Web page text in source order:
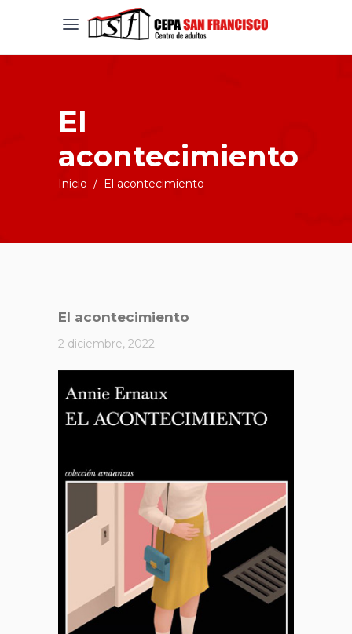
El
acontecimiento
Inicio / El acontecimiento
El acontecimiento
2 diciembre, 2022